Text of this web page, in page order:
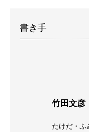
書き手
竹田文彦
たけだ・ふ